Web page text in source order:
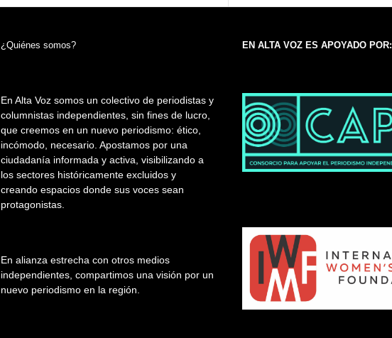
¿Quiénes somos?
En Alta Voz somos un colectivo de periodistas y
columnistas independientes, sin fines de lucro,
que creemos en un nuevo periodismo: ético,
incómodo, necesario. Apostamos por una
ciudadanía informada y activa, visibilizando a
los sectores históricamente excluidos y
creando espacios donde sus voces sean
protagonistas.
En alianza estrecha con otros medios
independientes, compartimos una visión por un
nuevo periodismo en la región.
EN ALTA VOZ ES APOYADO POR: